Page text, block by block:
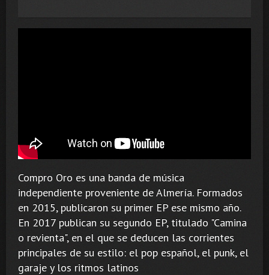
Compro Oro es una banda de música
independiente proveniente de Almería. Formados
en 2015, publicaron su primer EP ese mismo año.
En 2017 publican su segundo EP, titulado "Camina
o revienta", en el que se deducen las corrientes
principales de su estilo: el pop español, el punk, el
garaje y los ritmos latinos